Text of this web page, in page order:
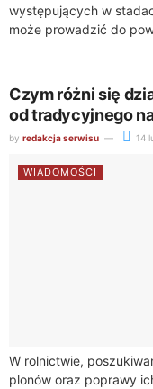
występujących w
może prowadzić do
Czym różni się
od tradycyjnego
by redakcja serwisu 14
WIADOMOŚCI
W rolnictwie,
plonów oraz poprawy